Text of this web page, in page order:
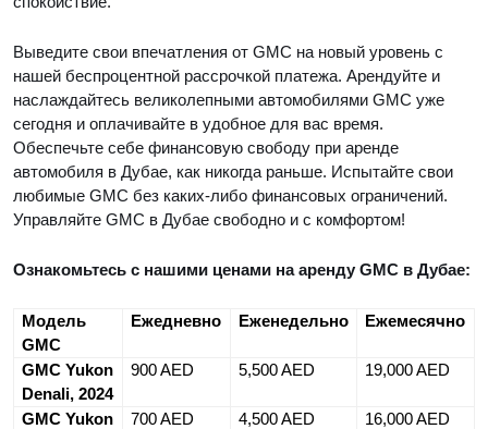
Выведите свои впечатления от GMC на новый уровень с
нашей беспроцентной рассрочкой платежа. Арендуйте и
наслаждайтесь великолепными автомобилями GMC уже
сегодня и оплачивайте в удобное для вас время.
Обеспечьте себе финансовую свободу при аренде
автомобиля в Дубае, как никогда раньше. Испытайте свои
любимые GMC без каких-либо финансовых ограничений.
Управляйте GMC в Дубае свободно и с комфортом!
Ознакомьтесь с нашими ценами на аренду GMC в Дубае:
Модель
GMC
Ежедневно Еженедельно Ежемесячно
GMC Yukon
Denali, 2024
900 AED 5,500 AED 19,000 AED
GMC Yukon
700 AED 4,500 AED 16,000 AED